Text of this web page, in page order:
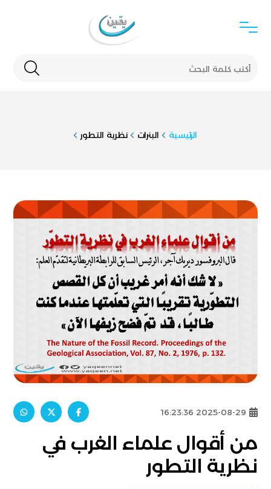
الرئيسية البنرات نظرية التطور
2025-08-29 16:23:36
من أقوال علماء الغرب في
نظرية التطور